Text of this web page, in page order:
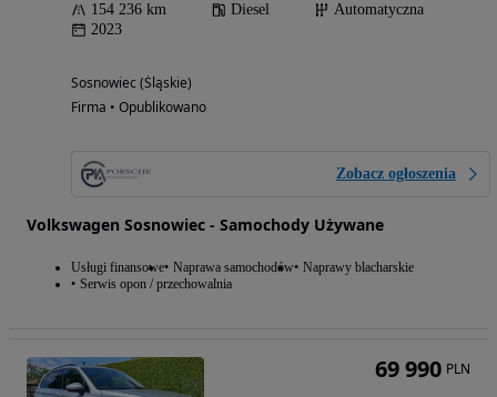
154 236 km Diesel
Automatyczna
2023
Sosnowiec (Śląskie)
Firma • Opublikowano
Zobacz ogłoszenia
Volkswagen Sosnowiec - Samochody Używane
Usługi finansowe Naprawa samochodów Naprawy blacharskie
Serwis opon / przechowalnia
69 990 PLN